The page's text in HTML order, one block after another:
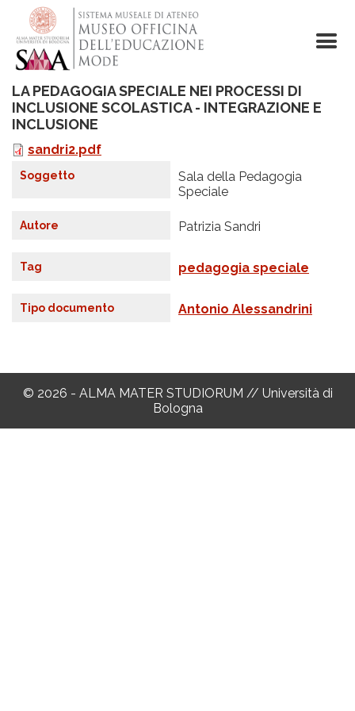
contenuto
principale
LA PEDAGOGIA SPECIALE NEI PROCESSI DI
INCLUSIONE SCOLASTICA - INTEGRAZIONE E
INCLUSIONE
F
i
l
sandri2.pdf
Soggetto
Sala della Pedagogia
Speciale
Autore Patrizia Sandri
Tag pedagogia speciale
Tipo documento Antonio Alessandrini
© 2026 - ALMA MATER STUDIORUM // Università di
Bologna